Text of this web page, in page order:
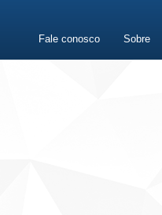
Fale conosco Sobre